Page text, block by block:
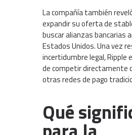
La compañía también
expandir su oferta de
buscar alianzas bancarias
Estados Unidos. Una vez
incertidumbre legal, Ripple
de competir directamente
otras redes de pago
Qué